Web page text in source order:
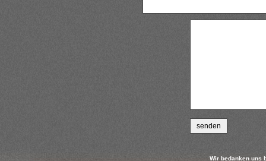
Wir bedanken uns